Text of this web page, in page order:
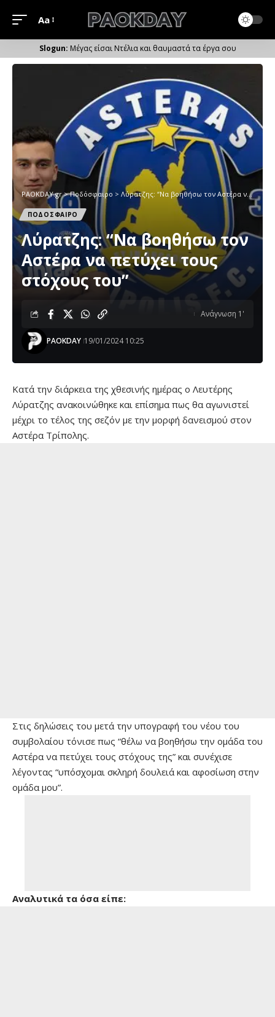
Μέγεθος
Γραμματοσειράς
Aa
Μέγας είσαι Ντέλια και θαυμαστά τα έργα σου
PAOKDAY.gr>Ποδόσφαιρο > Λύρατζης: “Nα βοηθήσω τoν Αστέρα να πετύχει τους στόχους του”
ΠΟΔΟΣΦΑΙΡΟ
Λύρατζης: “Nα βοηθήσω τoν
Αστέρα να πετύχει τους
στόχους του”
PAOKDAY 19/01/2024 10:25
Ανάγνωση 1'
Κατά την διάρκεια της χθεσινής ημέρας ο Λευτέρης
Λύρατζης ανακοινώθηκε και επίσημα πως θα αγωνιστεί
μέχρι το τέλος της σεζόν με την μορφή δανεισμού στον
Αστέρα Τρίπολης.
Στις δηλώσεις του μετά την υπογραφή του νέου του
συμβολαίου τόνισε πως “θέλω να βοηθήσω την ομάδα του
Αστέρα να πετύχει τους στόχους της” και συνέχισε
λέγοντας “υπόσχομαι σκληρή δουλειά και αφοσίωση στην
ομάδα μου”.
Αναλυτικά τα όσα είπε: